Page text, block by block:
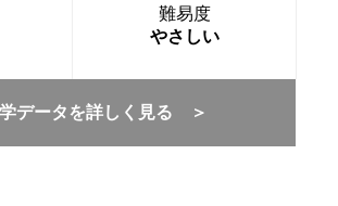
難易度
やさしい
データを詳しく見る ＞